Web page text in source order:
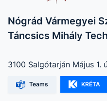
Nógrád Vármegyei
Táncsics Mihály
3100 Salgótarján Május 1.
Teams KRÉTA